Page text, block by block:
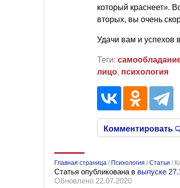
который краснеет».
вторых, вы очень
Удачи вам и успехов
Теги:
лицо, психология
Комментировать
Главная страница / Психология /Статьи /
Статья опубликована в выпуске
Обновлено 22.07.2020